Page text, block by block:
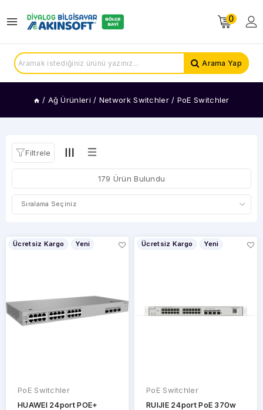
0
Arama Yap
/ Ağ Ürünleri / Network Switchler / PoE Switchler
KATEGORİLER
Standart
Switchler
PoE
Switchler
ARALIĞI
MARKALAR
CISCO
Filtrele
179 Ürün Bulundu
Ücretsiz Kargo Yeni
PoE Switchler
HUAWEI 24port POE+
Ücretsiz Kargo Yeni
PoE Switchler
RUIJIE 24port PoE 370w